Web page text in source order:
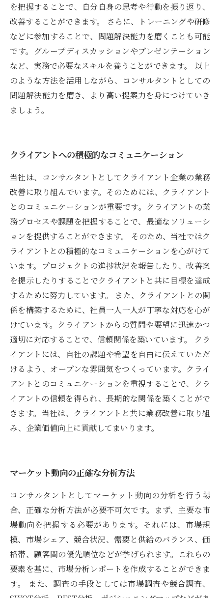
を把握することで、自分自身の思考や行動を振り返り、
改善することができます。 さらに、トレーニングや研修
などに参加することで、問題解決能力を磨くことも可能
です。グループディスカッションやプレゼンテーション
など、実務で必要なスキルを養うことができます。 以上
のような方法を活用しながら、コンサルタントとしての
問題解決能力を磨き、より高い提案力を身につけていき
ましょう。
クライアントへの積極的なコミュニケーション
当社は、コンサルタントとしてクライアント企業の業務
改善に取り組んでいます。そのためには、クライアント
とのコミュニケーションが重要です。クライアントの業
務プロセスや課題を把握することで、最適なソリューシ
ョンを提供することができます。 そのため、当社ではク
ライアントとの積極的なコミュニケーションを心がけて
います。プロジェクトの進捗状況を報告したり、改善案
を提示したりすることでクライアントと共に目標を達成
するために努力しています。 また、クライアントとの関
係を構築するために、社員一人一人が丁寧な対応を心が
けています。クライアントからの質問や要望に迅速かつ
適切に対応することで、信頼関係を築いています。 クラ
イアントには、自社の課題や希望を自由に伝えていただ
けるよう、オープンな雰囲気をつくっています。クライ
アントとのコミュニケーションを重視することで、クラ
イアントの信頼を得られ、長期的な関係を築くことがで
きます。当社は、クライアントと共に業務改善に取り組
み、企業価値向上に貢献してまいります。
マーケット動向の正確な分析方法
コンサルタントとしてマーケット動向の分析を行う場
合、正確な分析方法が必要不可欠です。まず、主要な市
場動向を把握する必要があります。それには、市場規
模、市場シェア、競合状況、需要と供給のバランス、価
格帯、顧客間の優先順位などが挙げられます。これらの
要素を基に、市場分析レポートを作成することができま
す。 また、調査の手段としては市場調査や競合調査、